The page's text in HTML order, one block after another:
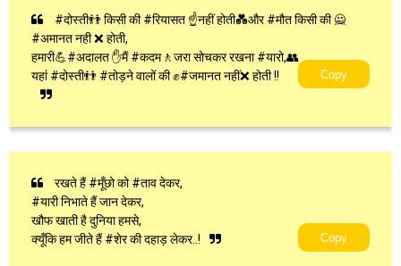
#दोस्ती👬 किसी की #रियासत ☝नहीं होती💑और #मौत किसी की 🙅
#अमानत नही ❌ होती,
हमारी💪#अदालत ✋मैं #कदम🚶जरा सोचकर रखना #यारो,👥
यहां #दोस्ती👬 #तोड़ने वालों की ✊#जमानत नहीं❌ होती !!
Copy
रखते हैं #मूँछो को #ताव देकर,
#यारी निभाते हैं जान देकर,
खौफ खाती है दुनिया हमसे,
क्यूँकि हम जीते हैं #शेर की दहाड़ लेकर..!
Copy